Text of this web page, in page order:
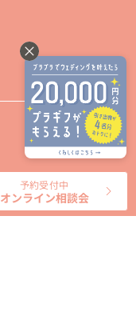
予約受付中
オンライン相談会